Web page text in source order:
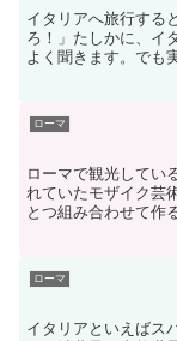
イタリアへ旅行する
ろ！」たしかに、イ
よく聞きます。でも
ローマ
ローマで観光してい
れていたモザイク芸
とつ組み合わせて作
ローマ
イタリアといえばス